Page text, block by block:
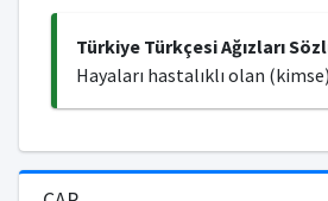
Türkiye Türkçesi Ağızları
Hayaları hastalıklı olan